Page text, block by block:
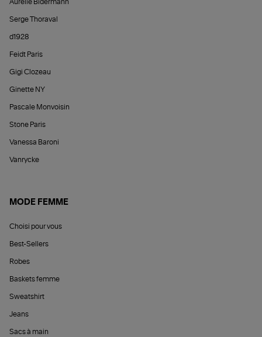
Aurélie Bidermann
Serge Thoraval
d1928
Feidt Paris
Gigi Clozeau
Ginette NY
Pascale Monvoisin
Stone Paris
Vanessa Baroni
Vanrycke
MODE FEMME
Choisi pour vous
Best-Sellers
Robes
Baskets femme
Sweatshirt
Jeans
Sacs à main